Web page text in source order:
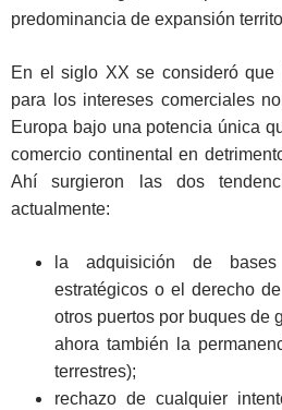
predominancia de expansión
En el siglo XX se consideró que
para los intereses comerciales
Europa bajo una potencia única
comercio continental en
Ahí surgieron las dos
actualmente:
la adquisición de
estratégicos o el derecho
otros puertos por buques de
ahora también la
terrestres);
rechazo de cualquier